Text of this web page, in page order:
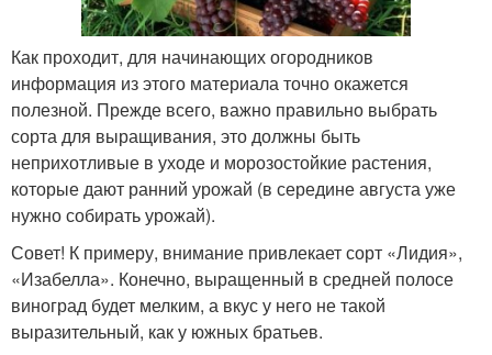
Как проходит, для начинающих огородников
информация из этого материала точно окажется
полезной. Прежде всего, важно правильно выбрать
сорта для выращивания, это должны быть
неприхотливые в уходе и морозостойкие растения,
которые дают ранний урожай (в середине августа уже
нужно собирать урожай).
Совет! К примеру, внимание привлекает сорт «Лидия»,
«Изабелла». Конечно, выращенный в средней полосе
виноград будет мелким, а вкус у него не такой
выразительный, как у южных братьев.